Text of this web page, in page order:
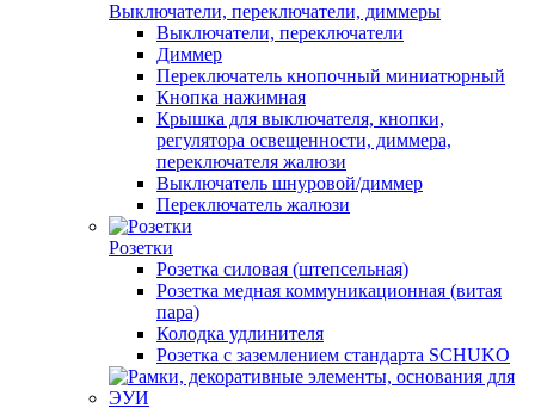
Выключатели, переключатели, диммеры
Выключатели, переключатели
Диммер
Переключатель кнопочный миниатюрный
Кнопка нажимная
Крышка для выключателя, кнопки,
регулятора освещенности, диммера,
переключателя жалюзи
Выключатель шнуровой/диммер
Переключатель жалюзи
Розетки
Розетка силовая (штепсельная)
Розетка медная коммуникационная (витая
пара)
Колодка удлинителя
Розетка с заземлением стандарта SCHUKO